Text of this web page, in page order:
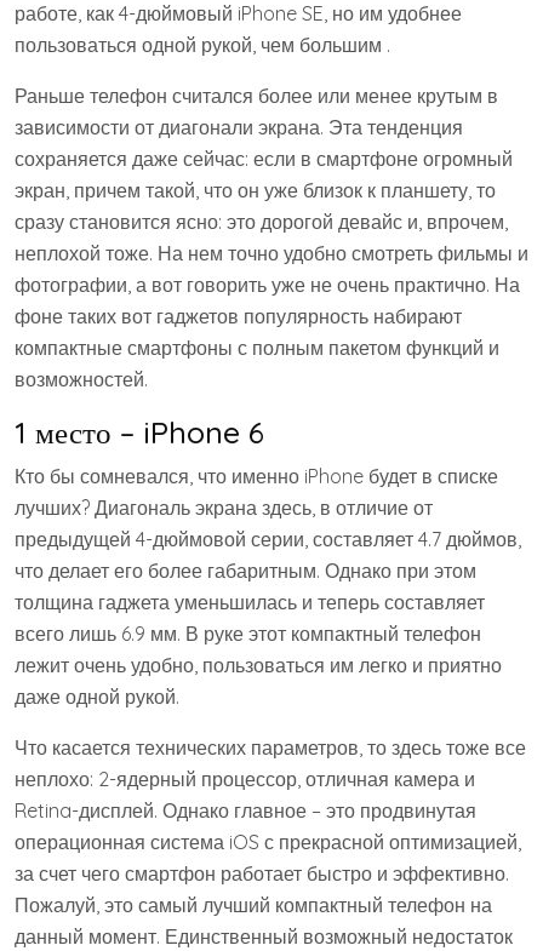
работе, как 4-дюймовый iPhone SE, но им удобнее
пользоваться одной рукой, чем большим .
Раньше телефон считался более или менее крутым в
зависимости от диагонали экрана. Эта тенденция
сохраняется даже сейчас: если в смартфоне огромный
экран, причем такой, что он уже близок к планшету, то
сразу становится ясно: это дорогой девайс и, впрочем,
неплохой тоже. На нем точно удобно смотреть фильмы и
фотографии, а вот говорить уже не очень практично. На
фоне таких вот гаджетов популярность набирают
компактные смартфоны с полным пакетом функций и
возможностей.
1 место – iPhone 6
Кто бы сомневался, что именно iPhone будет в списке
лучших? Диагональ экрана здесь, в отличие от
предыдущей 4-дюймовой серии, составляет 4.7 дюймов,
что делает его более габаритным. Однако при этом
толщина гаджета уменьшилась и теперь составляет
всего лишь 6.9 мм. В руке этот компактный телефон
лежит очень удобно, пользоваться им легко и приятно
даже одной рукой.
Что касается технических параметров, то здесь тоже все
неплохо: 2-ядерный процессор, отличная камера и
Retina-дисплей. Однако главное – это продвинутая
операционная система iOS с прекрасной оптимизацией,
за счет чего смартфон работает быстро и эффективно.
Пожалуй, это самый лучший компактный телефон на
данный момент. Единственный возможный недостаток